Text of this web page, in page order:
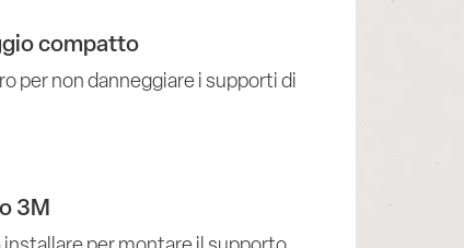
compatto
per non danneggiare i supporti di
3M